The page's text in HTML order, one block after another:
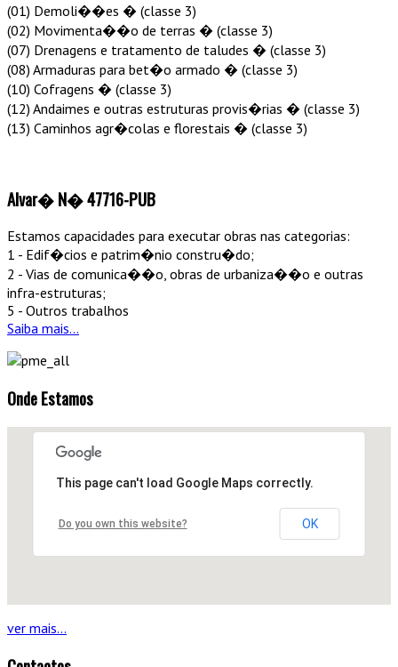
(01) Demoli��es � (classe 3)
(02) Movimenta��o de terras � (classe 3)
(07) Drenagens e tratamento de taludes � (classe 3)
(08) Armaduras para bet�o armado � (classe 3)
(10) Cofragens � (classe 3)
(12) Andaimes e outras estruturas provis�rias � (classe 3)
(13) Caminhos agr�colas e florestais � (classe 3)
Alvar�N�47716-PUB
Estamos capacidades para executar obras nas categorias:
1 - Edif�cios e patrim�nio constru�do;
2 - Vias de comunica��o, obras de urbaniza��o e outras
infra-estruturas;
5 - Outros trabalhos
Saiba mais...
OndeEstamos
This page can't load Google Maps correctly.
Do you own this website? OK
ver mais...